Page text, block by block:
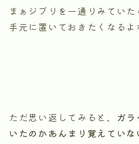
まぁジブリを一通りみてい
手元に置いておきたくなるよ
ただ思い返してみると、
ガ
いたのかあんまり覚えていな